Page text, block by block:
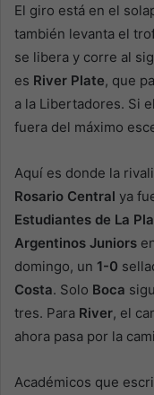
El giro está en el
también levanta el
se libera y corre al
es River Plate, que
a la Libertadores. Si
fuera del máximo
Aquí es donde la
Rosario Central ya
Estudiantes de La
Argentinos Juniors
domingo, un 1-0
Costa. Solo Boca
tres. Para River, el
ahora pasa por la
Académicos que